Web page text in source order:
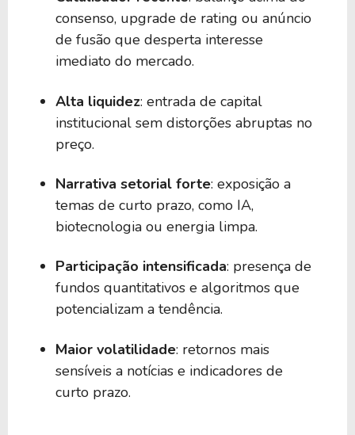
consenso, upgrade de rating ou anúncio
de fusão que desperta interesse
imediato do mercado.
Alta liquidez: entrada de capital
institucional sem distorções abruptas no
preço.
Narrativa setorial forte: exposição a
temas de curto prazo, como IA,
biotecnologia ou energia limpa.
Participação intensificada: presença de
fundos quantitativos e algoritmos que
potencializam a tendência.
Maior volatilidade: retornos mais
sensíveis a notícias e indicadores de
curto prazo.